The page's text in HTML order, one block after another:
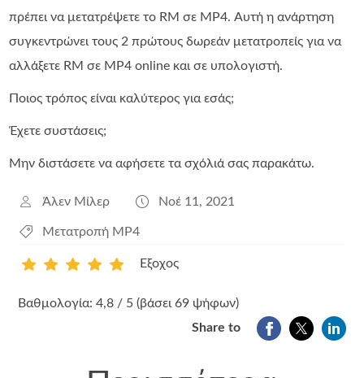
πρέπει να μετατρέψετε το RM σε MP4. Αυτή η ανάρτηση
συγκεντρώνει τους 2 πρώτους δωρεάν μετατροπείς για να
αλλάξετε RM σε MP4 online και σε υπολογιστή.
Ποιος τρόπος είναι καλύτερος για εσάς;
Έχετε συστάσεις;
Μην διστάσετε να αφήσετε τα σχόλιά σας παρακάτω.
Άλεν Μίλερ Νοέ 11, 2021
Μετατροπή MP4
Εξοχος
Βαθμολογία: 4,8 / 5 (βάσει 69 ψήφων)
Share to